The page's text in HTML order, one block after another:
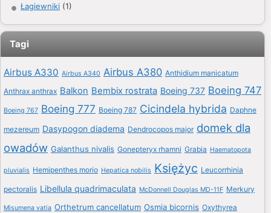
Łagiewniki (1)
Tagi
Airbus A330 Airbus A340 Airbus A380 Anthidium manicatum
Anthrax anthrax Balkon Bembix rostrata Boeing 737 Boeing 747
Boeing 767 Boeing 777 Boeing 787 Cicindela hybrida Daphne
mezereum Dasypogon diadema Dendrocopos major domek dla
owadów Galanthus nivalis Gonepteryx rhamni Grabia Haematopota
pluvialis Hemipenthes morio Hepatica nobilis Księżyc Leucorrhinia
pectoralis Libellula quadrimaculata McDonnell Douglas MD-11F Merkury
Misumena vatia Orthetrum cancellatum Osmia bicornis Oxythyrea